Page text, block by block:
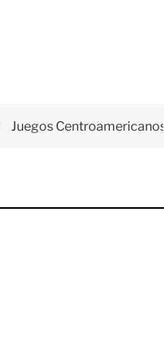
Juegos Centroamericanos